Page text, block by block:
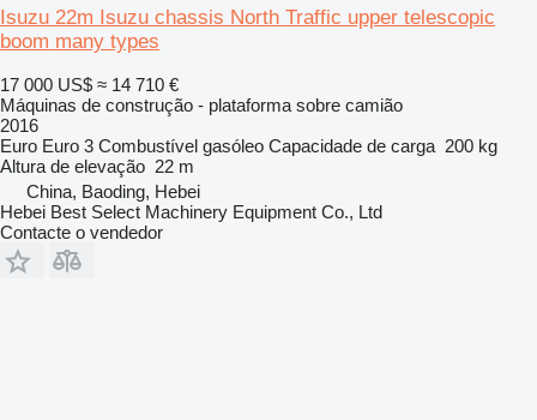
Isuzu 22m Isuzu chassis North Traffic upper telescopic
boom many types
17 000 US$ ≈ 14 710 €
Máquinas de construção - plataforma sobre camião
2016
Euro Euro 3 Combustível gasóleo Capacidade de carga 200 kg
Altura de elevação 22 m
China, Baoding, Hebei
Hebei Best Select Machinery Equipment Co., Ltd
Contacte o vendedor